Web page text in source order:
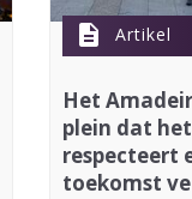
description Artikel
Het
plein dat
respecteert
toekomst